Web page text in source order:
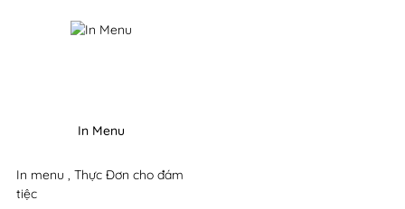
In Menu
In menu , Thực Đơn cho đám
tiệc